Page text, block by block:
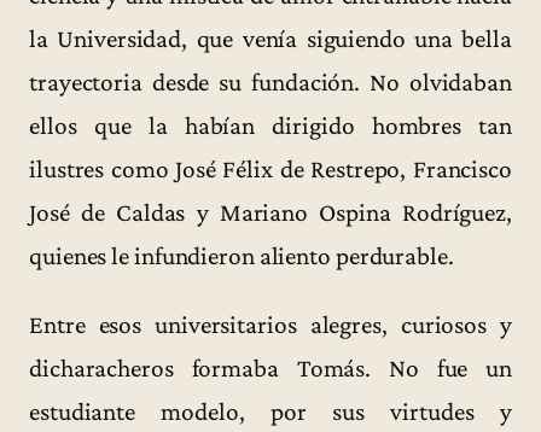
la Universidad, que venía siguiendo una bella
trayectoria desde su fundación. No olvidaban
ellos que la habían dirigido hombres tan
ilustres como José Félix de Restrepo, Francisco
José de Caldas y Mariano Ospina Rodríguez,
quienes le infundieron aliento perdurable.
Entre esos universitarios alegres, curiosos y
dicharacheros formaba Tomás. No fue un
estudiante modelo, por sus virtudes y